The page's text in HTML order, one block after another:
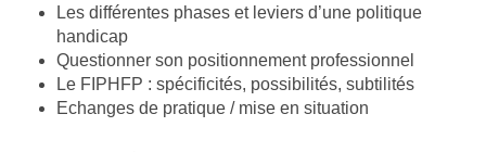
Les différentes phases et leviers d’une politique
handicap
Questionner son positionnement professionnel
Le FIPHFP : spécificités, possibilités, subtilités
Echanges de pratique / mise en situation